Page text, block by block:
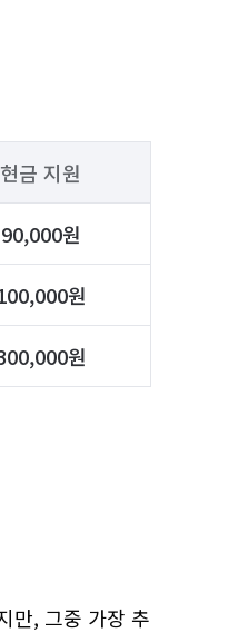
현금 지원
90,000원
원
원
만, 그중 가장 추